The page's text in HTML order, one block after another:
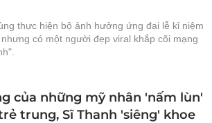
thực hiện bộ ảnh hưởng ứng đại lễ kỉ niệm
có một người đẹp viral khắp cõi mạng
của những mỹ nhân 'nấm lùn'
trung, Sĩ Thanh 'siêng' khoe